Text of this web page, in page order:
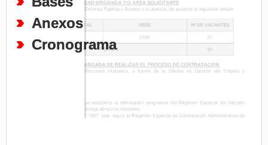
Anexos
Cronograma